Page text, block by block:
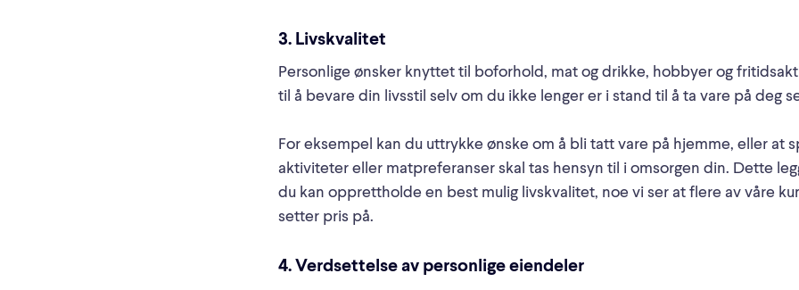
3. Livskvalitet
Personlige ønsker knyttet til boforhold, mat og drikke, hobbyer og
til å bevare din livsstil selv om du ikke lenger er i stand til å ta vare på deg
For eksempel kan du uttrykke ønske om å bli tatt vare på hjemme, eller at
aktiviteter eller matpreferanser skal tas hensyn til i omsorgen din. Dette
du kan opprettholde en best mulig livskvalitet, noe vi ser at flere av våre
setter pris på.
4. Verdsettelse av personlige eiendeler